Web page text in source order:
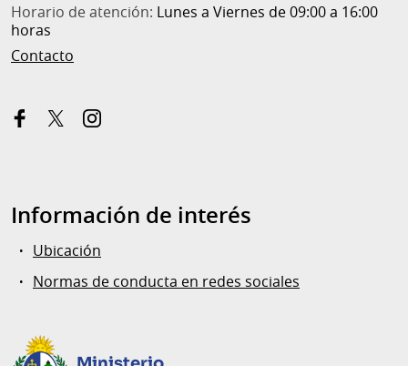
Horario de atención: Lunes a Viernes de 09:00 a 16:00
horas
Contacto
facebook instagram
Información de interés
Ubicación
Normas de conducta en redes sociales